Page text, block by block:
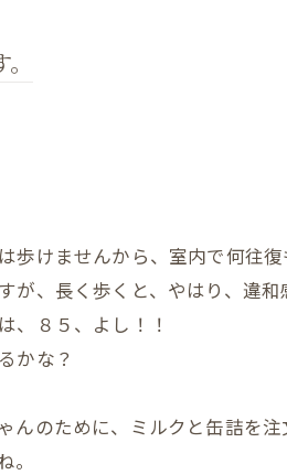
歩けませんから、室内で何往復
が、長く歩くと、やはり、違
、８５、よし！！
かな？
んのために、ミルクと缶詰を注